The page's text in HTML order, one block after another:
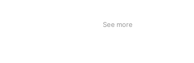
See more